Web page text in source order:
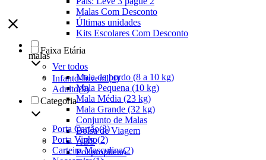
Malas Com Desconto
Últimas unidades
Kits Escolares Com Desconto
malas
Ver todos
Mala de bordo (8 a 10 kg)
Mala Pequena (10 kg)
Mala Média (23 kg)
Mala Grande (32 kg)
Conjunto de Malas
Bolsa de Viagem
ABS
Polipropileno
Faixa Etária
Infanto-Juvenil(4)
Adulto(9)
Categoria
Porta Cartão(3)
Porta Vinho(2)
Carteira Masculina(2)